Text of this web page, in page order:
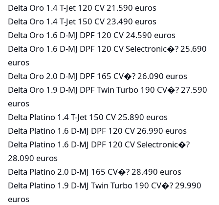
Delta Oro 1.4 T-Jet 120 CV 21.590 euros
Delta Oro 1.4 T-Jet 150 CV 23.490 euros
Delta Oro 1.6 D-MJ DPF 120 CV 24.590 euros
Delta Oro 1.6 D-MJ DPF 120 CV Selectronic�? 25.690
euros
Delta Oro 2.0 D-MJ DPF 165 CV�? 26.090 euros
Delta Oro 1.9 D-MJ DPF Twin Turbo 190 CV�? 27.590
euros
Delta Platino 1.4 T-Jet 150 CV 25.890 euros
Delta Platino 1.6 D-MJ DPF 120 CV 26.990 euros
Delta Platino 1.6 D-MJ DPF 120 CV Selectronic�?
28.090 euros
Delta Platino 2.0 D-MJ 165 CV�? 28.490 euros
Delta Platino 1.9 D-MJ Twin Turbo 190 CV�? 29.990
euros